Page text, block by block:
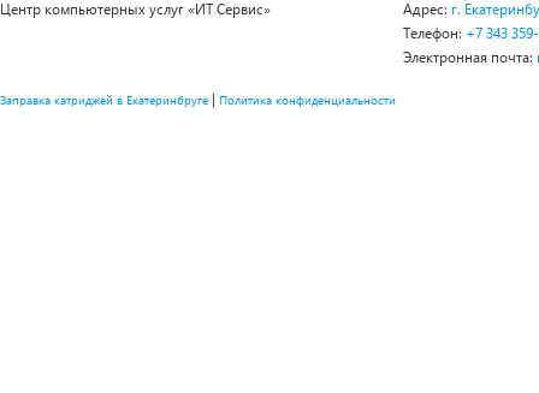
Центр компьютерных услуг «ИТ Сервис» Адрес: г.
Телефон: +7 343
Электронная почта:
Заправка катриджей в Екатеринбруге | Политика конфиденциальности